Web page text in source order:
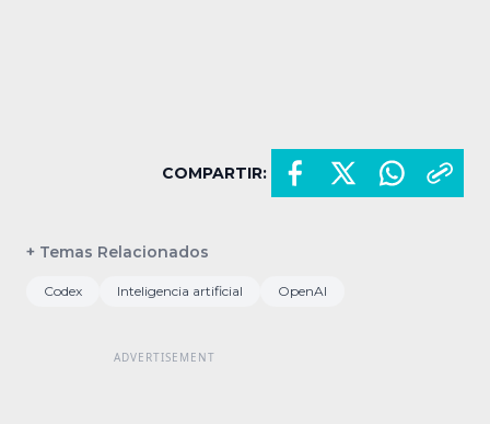
COMPARTIR:
+ Temas Relacionados
Codex Inteligencia artificial OpenAI